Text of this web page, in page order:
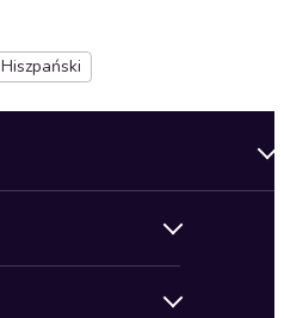
Hiszpański